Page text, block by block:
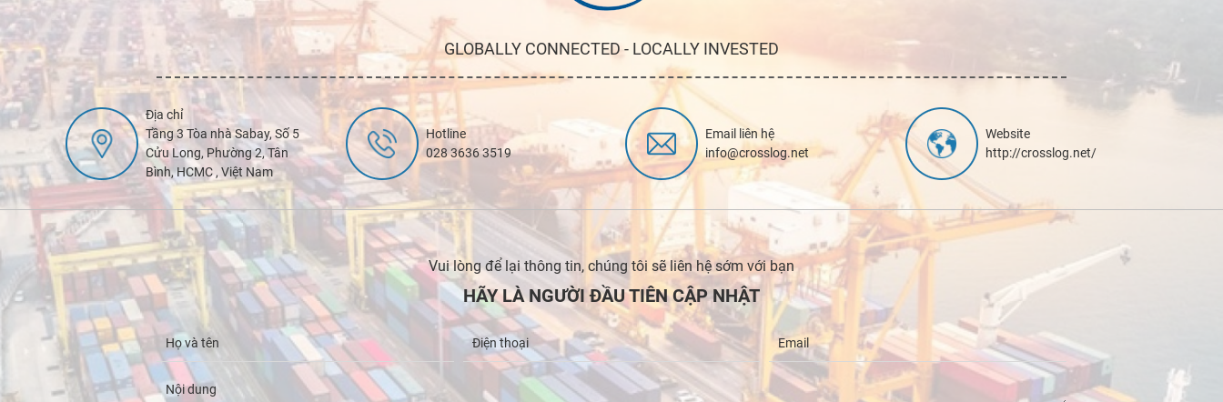
GLOBALLY CONNECTED - LOCALLY INVESTED
Địa chỉ
Tầng 3 Tòa nhà Sabay, Số 5
Cửu Long, Phường 2, Tân
Bình, HCMC , Việt Nam
Hotline
028 3636 3519
Email liên hệ
info@crosslog.net
Website
http://crosslog.net/
Vui lòng để lại thông tin, chúng tôi sẽ liên hệ sớm với bạn
HÃY LÀ NGƯỜI ĐẦU TIÊN CẬP NHẬT